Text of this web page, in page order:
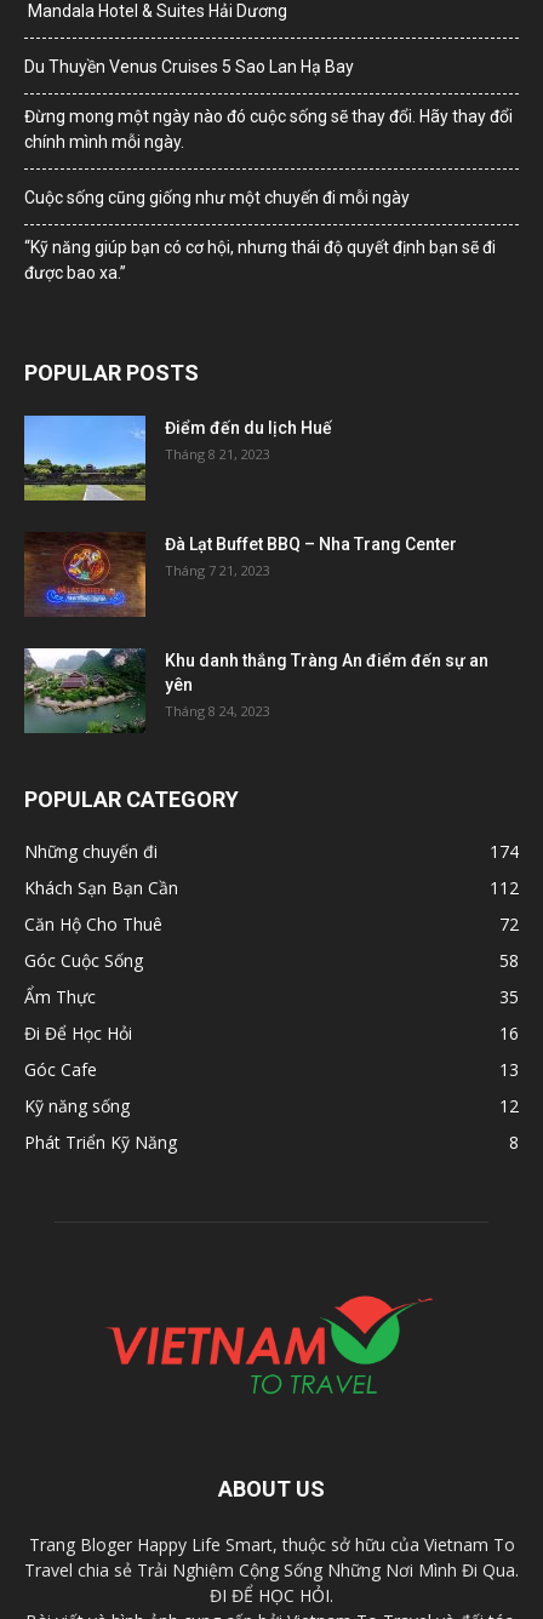
Mandala Hotel & Suites Hải Dương
Du Thuyền Venus Cruises 5 Sao Lan Hạ Bay
Đừng mong một ngày nào đó cuộc sống sẽ thay đổi. Hãy thay đổi
chính mình mỗi ngày.
Cuộc sống cũng giống như một chuyến đi mỗi ngày
“Kỹ năng giúp bạn có cơ hội, nhưng thái độ quyết định bạn sẽ đi
được bao xa.”
POPULAR POSTS
Điểm đến du lịch Huế
Tháng 8 21, 2023
Đà Lạt Buffet BBQ – Nha Trang Center
Tháng 7 21, 2023
Khu danh thắng Tràng An điểm đến sự an
yên
Tháng 8 24, 2023
POPULAR CATEGORY
Những chuyến đi
174
Khách Sạn Bạn Cần
112
Căn Hộ Cho Thuê
72
Góc Cuộc Sống
58
Ẩm Thực
35
Đi Để Học Hỏi
16
Góc Cafe
13
Kỹ năng sống
12
Phát Triển Kỹ Năng
8
ABOUT US
Trang Bloger Happy Life Smart, thuộc sở hữu của Vietnam To
Travel chia sẻ Trải Nghiệm Cộng Sống Những Nơi Mình Đi Qua.
ĐI ĐỂ HỌC HỎI.